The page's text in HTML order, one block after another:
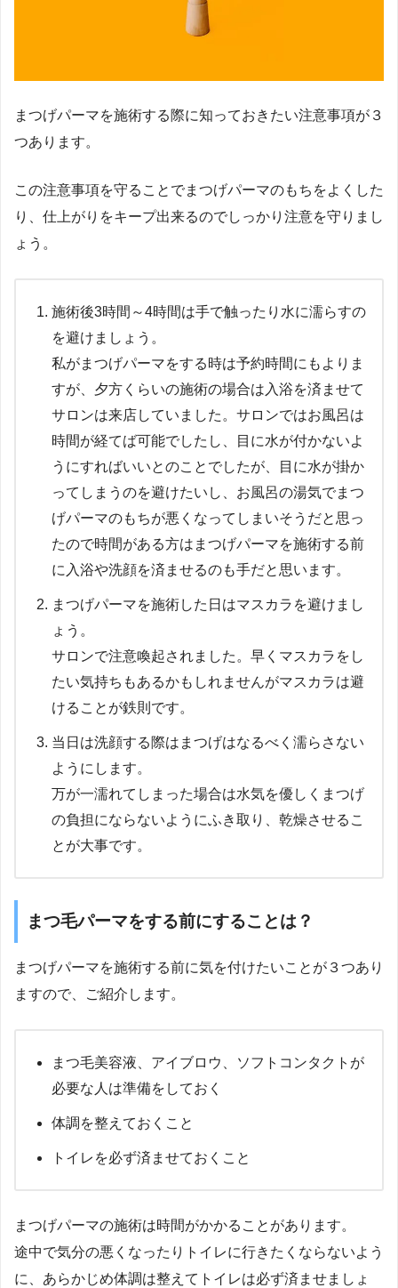
まつげパーマを施術する際に知っておきたい注意事項が３
つあります。
この注意事項を守ることでまつげパーマのもちをよくした
り、仕上がりをキープ出来るのでしっかり注意を守りまし
ょう。
施術後3時間～4時間は手で触ったり水に濡らすの
を避けましょう。
私がまつげパーマをする時は予約時間にもよりま
すが、夕方くらいの施術の場合は入浴を済ませて
サロンは来店していました。サロンではお風呂は
時間が経てば可能でしたし、目に水が付かないよ
うにすればいいとのことでしたが、目に水が掛か
ってしまうのを避けたいし、お風呂の湯気でまつ
げパーマのもちが悪くなってしまいそうだと思っ
たので時間がある方はまつげパーマを施術する前
に入浴や洗顔を済ませるのも手だと思います。
まつげパーマを施術した日はマスカラを避けまし
ょう。
サロンで注意喚起されました。早くマスカラをし
たい気持ちもあるかもしれませんがマスカラは避
けることが鉄則です。
当日は洗顔する際はまつげはなるべく濡らさない
ようにします。
万が一濡れてしまった場合は水気を優しくまつげ
の負担にならないようにふき取り、乾燥させるこ
とが大事です。
まつ毛パーマをする前にすることは？
まつげパーマを施術する前に気を付けたいことが３つあり
ますので、ご紹介します。
まつ毛美容液、アイブロウ、ソフトコンタクトが
必要な人は準備をしておく
体調を整えておくこと
トイレを必ず済ませておくこと
まつげパーマの施術は時間がかかることがあります。
途中で気分の悪くなったりトイレに行きたくならないよう
に、あらかじめ体調は整えてトイレは必ず済ませましょ